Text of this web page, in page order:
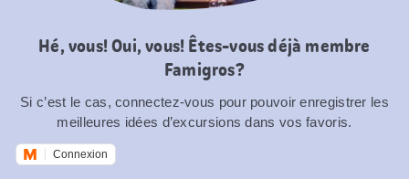
Hé, vous! Oui, vous! Êtes-vous déjà membre
Famigros?
Si c’est le cas, connectez-vous pour pouvoir enregistrer les
meilleures idées d’excursions dans vos favoris.
Connexion